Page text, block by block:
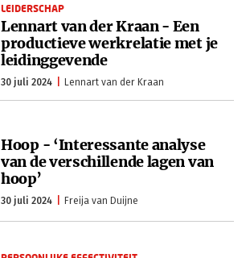
LEIDERSCHAP
Lennart van der Kraan - Een
productieve werkrelatie met je
leidinggevende
30 juli 2024 Lennart van der Kraan
Hoop - ‘Interessante analyse
van de verschillende lagen van
hoop’
30 juli 2024 Freija van Duijne